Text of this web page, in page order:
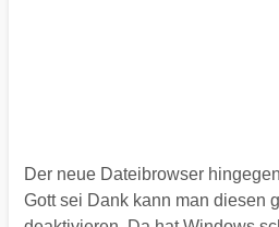
Der neue Dateibrowser
Gott sei Dank kann man diesen